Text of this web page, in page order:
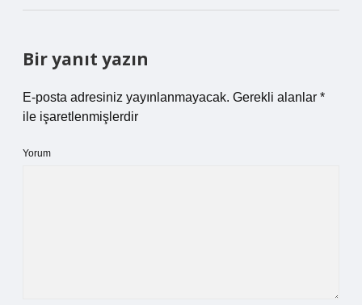
Bir yanıt yazın
E-posta adresiniz yayınlanmayacak. Gerekli alanlar *
ile işaretlenmişlerdir
Yorum